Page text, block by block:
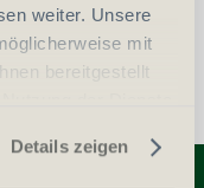
weiter. Unsere
mit
bereitgestellt
Details zeigen
Produkte